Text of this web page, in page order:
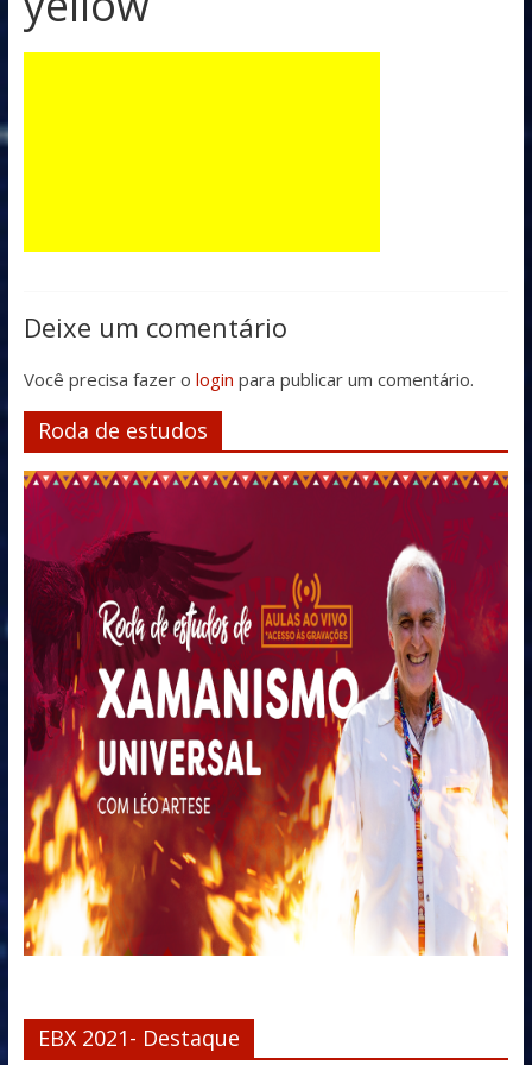
Deixe um comentário
Você precisa fazer o login para publicar um comentário.
Roda de estudos
EBX 2021- Destaque